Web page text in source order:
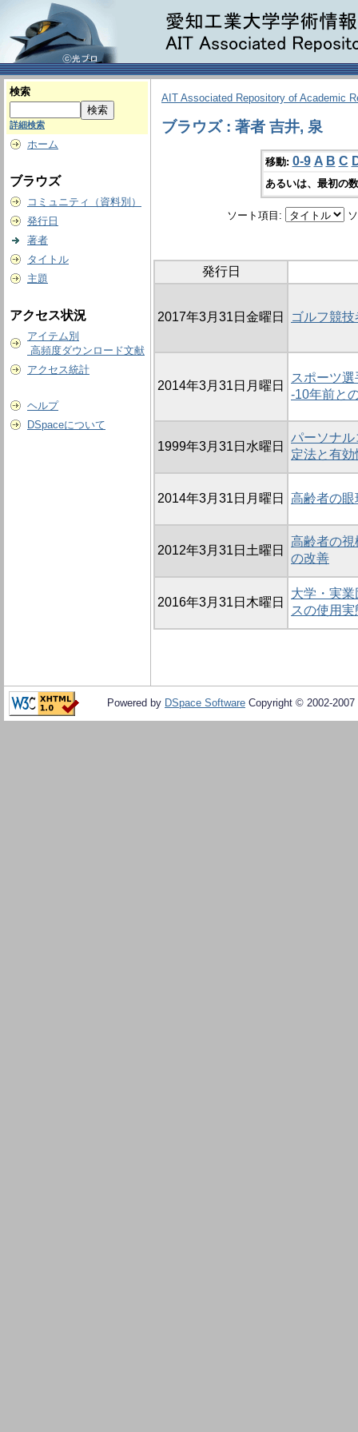
検索
詳細検索
ホーム
ブラウズ
コミュニティ（資料別）
発行日
著者
タイトル
主題
アクセス状況
アイテム別
高頻度ダウンロード文献
アクセス統計
ヘルプ
DSpaceについて
AIT Associated Repository of Academic
ブラウズ : 著者 吉井, 泉
移動: 0-9 A B C
あるいは、最初の
ソート項目:
発行日
2017年3月31日金曜日 ゴルフ競
2014年3月31日月曜日
スポーツ
-10年前と
1999年3月31日水曜日
パーソナ
定法と有効
2014年3月31日月曜日 高齢者の
2012年3月31日土曜日
高齢者の
の改善
2016年3月31日木曜日
大学・実
スの使用実
Powered by DSpace Software Copyright © 2002-2007